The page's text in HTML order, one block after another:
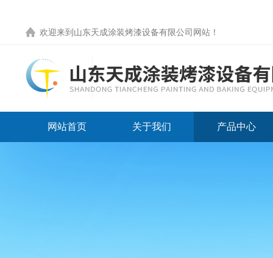
欢迎来到 山东天成涂装烤漆设备有限公司网站 ！
网站首页 关于我们 产品中心